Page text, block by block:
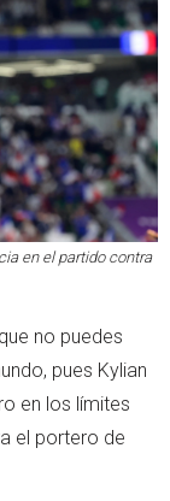
en el partido contra
no puedes
pues Kylian
en los límites
el portero de